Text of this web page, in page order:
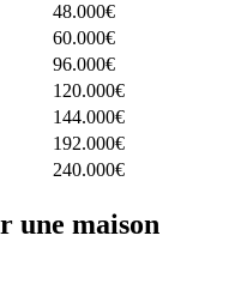
48.000€
60.000€
96.000€
120.000€
144.000€
192.000€
240.000€
une maison